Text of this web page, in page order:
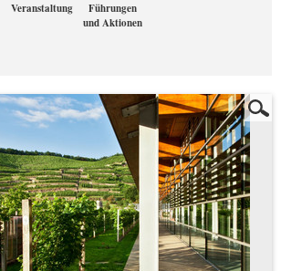
Veranstaltung
Führungen
und Aktionen